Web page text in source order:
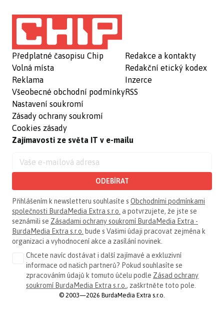
Předplatné časopisu Chip
Volná místa
Reklama
Všeobecné obchodní podmínky
Nastavení soukromí
Zásady ochrany soukromí
Cookies zásady
Redakce a kontakty
Redakční etický kodex
Inzerce
RSS
Zajímavosti ze světa IT v e-mailu
ODEBÍRAT
Přihlášením k newsletteru souhlasíte s Obchodními podmínkami
společnosti BurdaMedia Extra s.r.o. a potvrzujete, že jste se
seznámili se Zásadami ochrany soukromí BurdaMedia Extra -
BurdaMedia Extra s.r.o. bude s Vašimi údaji pracovat zejména k
organizaci a vyhodnocení akce a zasílání novinek.
Chcete navíc dostávat i další zajímavé a exkluzivní
informace od našich partnerů? Pokud souhlasíte se
zpracováním údajů k tomuto účelu podle Zásad ochrany
soukromí BurdaMedia Extra s.r.o., zaškrtněte toto pole.
© 2003—2026 BurdaMedia Extra s.r.o.